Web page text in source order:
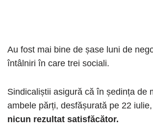
Au fost mai bine de șase luni de
întâlniri în care trei sociali.
Sindicaliștii asigură că în ședința de
ambele părți, desfășurată pe 22 iulie,
nicun rezultat satisfăcător.